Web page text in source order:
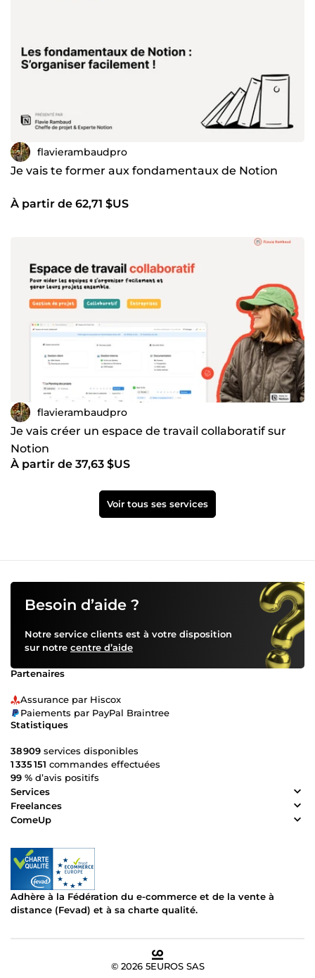
flavierambaudpro
Je vais te former aux fondamentaux de Notion
À partir de 62,71 $US
flavierambaudpro
Je vais créer un espace de travail collaboratif sur
Notion
À partir de 37,63 $US
Voir tous ses services
Besoin d’aide ?
Notre service clients est à votre disposition
sur notre centre d’aide
Partenaires
Assurance par Hiscox
Paiements par PayPal Braintree
Statistiques
38 909 services disponibles
1 335 151 commandes effectuées
99 % d’avis positifs
Services
Freelances
ComeUp
Adhère à la Fédération du e-commerce et de la vente à
distance (Fevad) et à sa charte qualité.
© 2026 5EUROS SAS